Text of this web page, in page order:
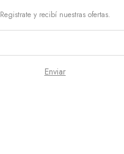
Registrate y recibí nuestras ofertas.